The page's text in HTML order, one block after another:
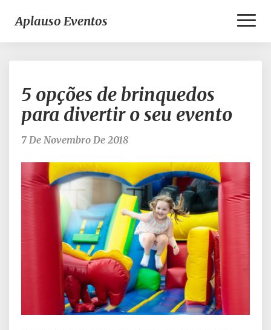
Aplauso Eventos
opções
de
brinquedos
seu
evento
5 opções de brinquedos
para divertir o seu evento
7 De Novembro De 2018